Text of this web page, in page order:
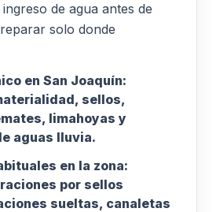
de agua antes de
solo donde
en San Joaquín:
sellos,
limahoyas y
aguas lluvia.
en la zona:
por sellos
sueltas, canaletas